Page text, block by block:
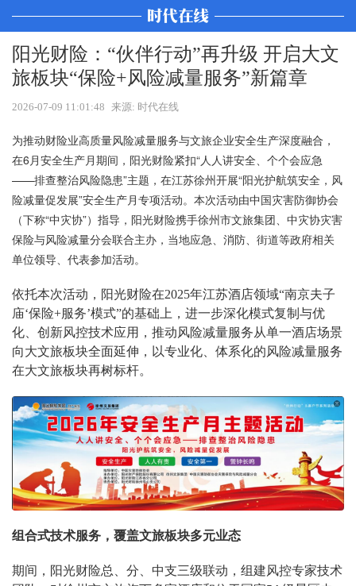
阳光财险：“伙伴行动”再升级 开启大文
旅板块“保险+风险减量服务”新篇章
2026-07-09 11:01:48 来源: 时代在线
为推动财险业高质量风险减量服务与文旅企业安全生产深度融合，
在6月安全生产月期间，阳光财险紧扣“人人讲安全、个个会应急
——排查整治风险隐患”主题，在江苏徐州开展“阳光护航筑安全，风
险减量促发展”安全生产月专项活动。本次活动由中国灾害防御协会
（下称“中灾协”）指导，阳光财险携手徐州市文旅集团、中灾协灾害
保险与风险减量分会联合主办，当地应急、消防、街道等政府相关
单位领导、代表参加活动。
依托本次活动，阳光财险在2025年江苏酒店领域“南京夫子
庙‘保险+服务’模式”的基础上，进一步深化模式复制与优
化、创新风控技术应用，推动风险减量服务从单一酒店场景
向大文旅板块全面延伸，以专业化、体系化的风险减量服务
在大文旅板块再树标杆。
组合式技术服务，覆盖文旅板块多元业态
期间，阳光财险总、分、中支三级联动，组建风控专家技术